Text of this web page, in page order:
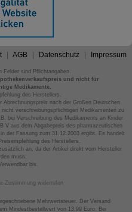
AGB Datenschutz Impressum
Felder sind Pflichtangaben.
und nicht für
Medikamente.
des Herstellers.
nach der Großen Deutschen
verschreibungspflichtigen Medikamenten zu
bei Verschreibung des Medikaments an Kinder
V aus dem Abgabepreis des pharmazeutischen
der Fassung zum 31.12.2003 ergibt. Es handelt
des Herstellers.
an, da der Artikel direkt vom Hersteller
muss.
bis.
Zustimmung widerrufen
Mehrwertsteuer. Der Versand
Mindestbestellwert von 13,99 Euro. Bei